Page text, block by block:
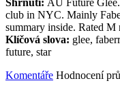
Shrnutí: AU Future
club in NYC. Mainly
summary inside. Rated M
Klíčová slova: glee,
future, star
Komentáře Hodnocení